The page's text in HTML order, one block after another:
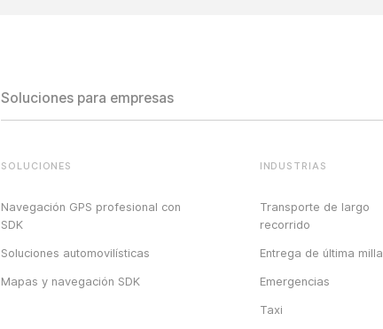
Soluciones para empresas
SOLUCIONES
Navegación GPS profesional con
SDK
Soluciones automovilísticas
Mapas y navegación SDK
INDUSTRIAS
Transporte de largo
recorrido
Entrega de última milla
Emergencias
Taxi